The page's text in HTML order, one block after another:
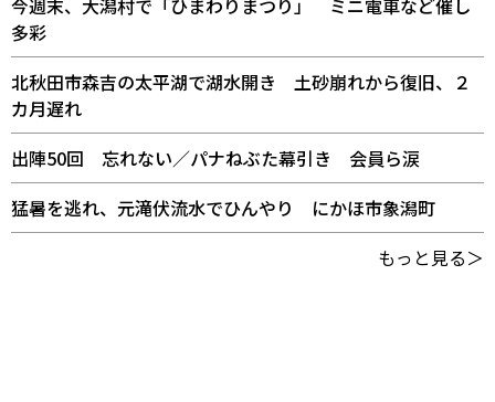
多彩
北秋田市森吉の太平湖で湖水開き 土砂崩れから復旧、２
カ月遅れ
出陣50回 忘れない／パナねぶた幕引き 会員ら涙
猛暑を逃れ、元滝伏流水でひんやり にかほ市象潟町
もっと見る＞